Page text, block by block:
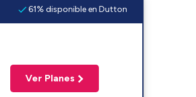
61% disponible en Dutton
Ver Planes